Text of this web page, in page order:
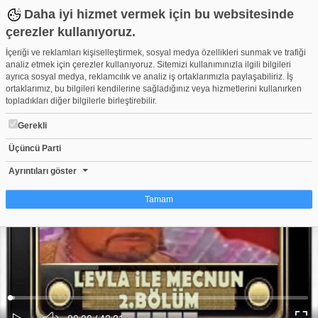
Daha iyi hizmet vermek için bu websitesinde
çerezler kullanıyoruz.
İçeriği ve reklamları kişiselleştirmek, sosyal medya özellikleri sunmak ve trafiği
analiz etmek için çerezler kullanıyoruz. Sitemizi kullanımınızla ilgili bilgileri
ayrıca sosyal medya, reklamcılık ve analiz iş ortaklarımızla paylaşabiliriz. İş
ortaklarımız, bu bilgileri kendilerine sağladığınız veya hizmetlerini kullanırken
topladıkları diğer bilgilerle birleştirebilir.
Gerekli
Üçüncü Parti
Ayrıntıları göster
Tamam
Çerez nedir?
Çerezler, web-sitelerinin, kullanıcıların deneyimlerini daha verimli hale getirmek
amacıyla kullandığı küçük metin dosyalarıdır. Yasalara göre, bu sitenin
işletilmesi için kesinlikle gerekli olan çerezleri cihazınıza yerleştirebiliyoruz.
Diğer çerez türleri için sizden izin almamız gerekiyor. Bu site farklı çerez türleri
kullanmaktadır. Bazı çerezler, sayfalarımızda yer alan üçüncü şahıs hizmetleri
tarafından yerleştirilir. İzniniz şu alanlar için geçerlidir: web.tv
Ses
Yüklendi:
Yükleniyor:
leyla ile mecnun - 2.Bölüm